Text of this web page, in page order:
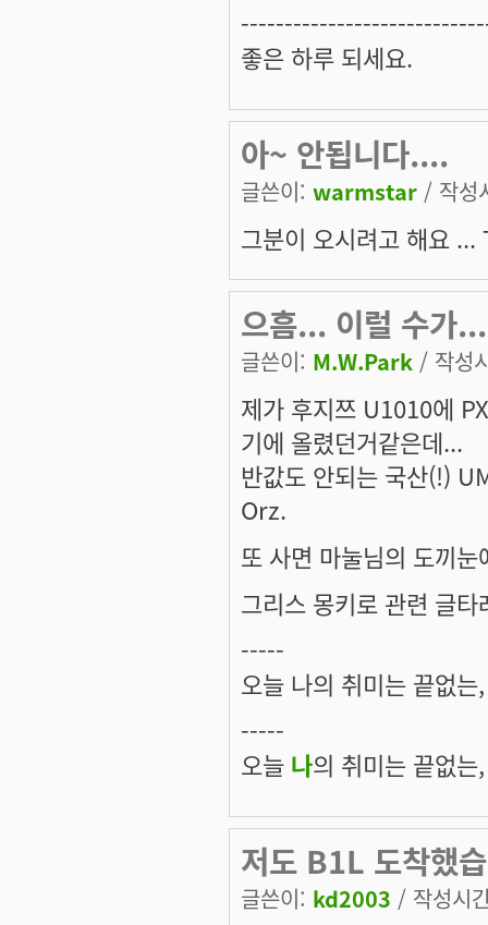
좋은 하루 되세요.
아~ 안됩니다....
글쓴이: warmstar / 작성
그분이 오시려고 해요 ...
으흠... 이럴 수가...
글쓴이: M.W.Park / 작성
제가 후지쯔 U1010에
기에 올렸던거같은데...
반값도 안되는 국산(!)
Orz.
또 사면 마눌님의 도끼
그리스 몽키로 관련 글
-----
오늘 나의 취미는 끝없
-----
오늘 나의 취미는 끝없
저도 B1L 도착했
글쓴이: kd2003 / 작성시